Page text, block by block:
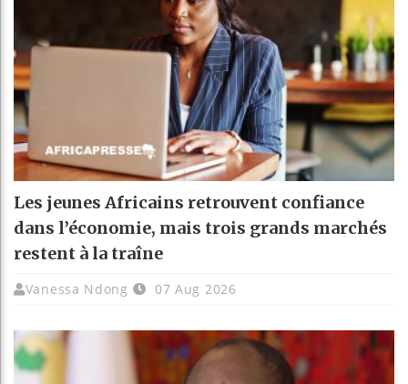
Les jeunes Africains retrouvent confiance
dans l’économie, mais trois grands marchés
restent à la traîne
Vanessa Ndong 07 Aug 2026